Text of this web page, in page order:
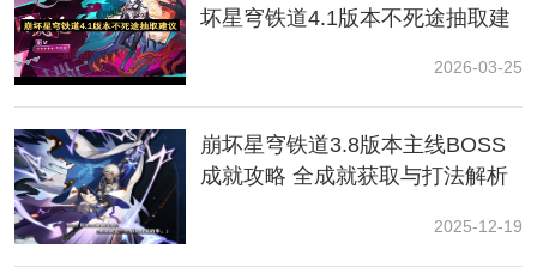
坏星穹铁道4.1版本不死途抽取建
2026-03-25
崩坏星穹铁道3.8版本主线BOSS
成就攻略 全成就获取与打法解析
2025-12-19